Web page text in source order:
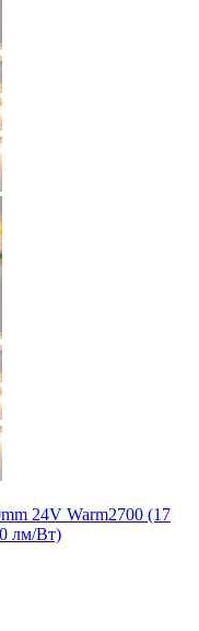
24V Warm2700 (17
лм/Вт)